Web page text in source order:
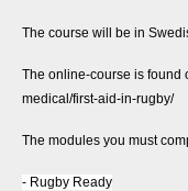
The course will be in
The online-course is found
medical/first-aid-in-rugby/
The modules you must
- Rugby Ready